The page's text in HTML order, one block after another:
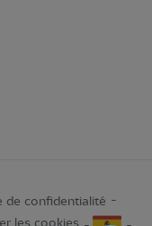
de confidentialité
les cookies